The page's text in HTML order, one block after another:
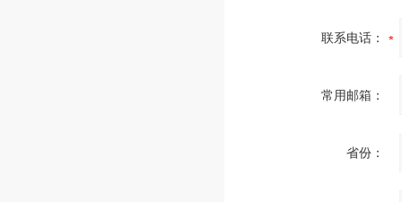
联系电话：
常用邮箱：
省份：